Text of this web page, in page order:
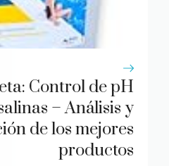
Control de pH
– Análisis y
de los mejores
productos